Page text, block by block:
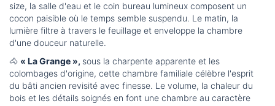
size, la salle d'eau et le coin bureau lumineux composent un
cocon paisible où le temps semble suspendu. Le matin, la
lumière filtre à travers le feuillage et enveloppe la chambre
d'une douceur naturelle.
🐴 « La Grange », sous la charpente apparente et les
colombages d'origine, cette chambre familiale célèbre l'esprit
du bâti ancien revisité avec finesse. Le volume, la chaleur du
bois et les détails soignés en font une chambre au caractère